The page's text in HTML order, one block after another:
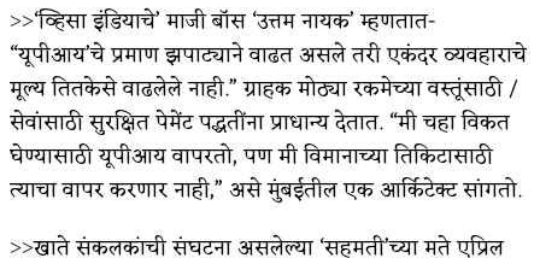
˃˃‘व्हिसा इंडियाचे’ माजी बॉस ‘उत्तम नायक’ म्हणतात-
“यूपीआय’चे प्रमाण झपाट्याने वाढत असले तरी एकंदर व्यवहाराचे
मूल्य तितकेसे वाढलेले नाही.” ग्राहक मोठ्या रकमेच्या वस्तूंसाठी /
सेवांसाठी सुरक्षित पेमेंट पद्धतींना प्राधान्य देतात. “मी चहा विकत
घेण्यासाठी यूपीआय वापरतो, पण मी विमानाच्या तिकिटासाठी
त्याचा वापर करणार नाही,” असे मुंबईतील एक आर्किटेक्ट सांगतो.
˃˃खाते संकलकांची संघटना असलेल्या ‘सहमती’च्या मते एप्रिल